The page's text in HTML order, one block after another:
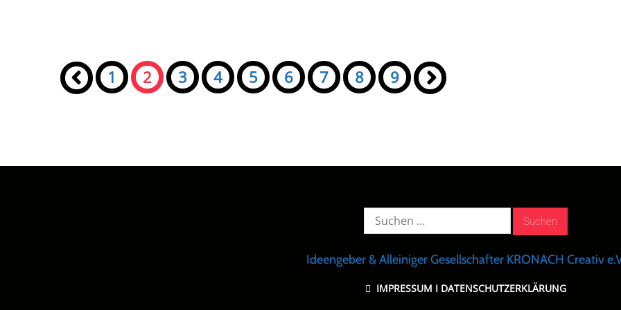
Seiten:
« 1 2 3 4 5 6 7 8 9 »
Suche
Ideengeber & Alleiniger Gesellschafter KRONACH Creativ
IMPRESSUM I DATENSCHUTZERKLÄRUNG